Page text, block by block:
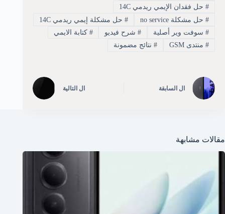
#حل فقدان الإيمي ريدمي 14C
#حل مشكلة no service #حل مشكلة إيمي ريدمي 14C
#سوفت وير أصلية #شرح فيديو # كتابة الايمي
#منتدى GSM #نتائج مضمونة
ال السابقة ال التالية
مقالات مشابهة